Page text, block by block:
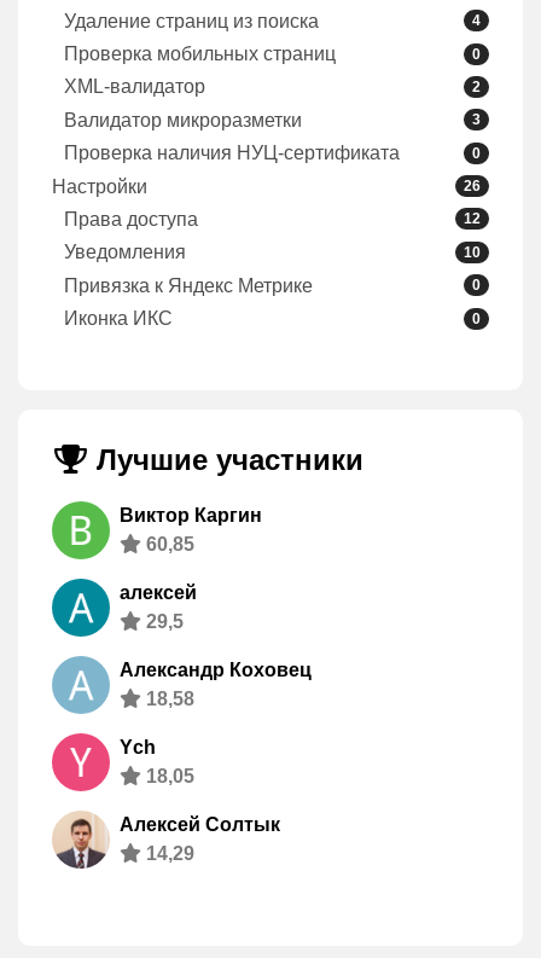
Удаление страниц из поиска 4
Проверка мобильных страниц 0
XML-валидатор 2
Валидатор микроразметки 3
Проверка наличия НУЦ-сертификата 0
Настройки 26
Права доступа 12
Уведомления 10
Привязка к Яндекс Метрике 0
Иконка ИКС 0
Лучшие участники
Виктор Каргин
60,85
алексей
29,5
Александр Коховец
18,58
Ych
18,05
Алексей Солтык
14,29